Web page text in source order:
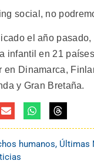
social, no
el año
infantil en 21
en Dinamarca,
y Gran Bretaña.
humanos, Últimas